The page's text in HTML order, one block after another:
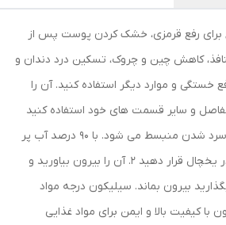
برای رفع قرمزی، خشک کردن پوست پس از
کاهش چین و چروک، تسکین درد دندان و
خستگی و موارد دیگر استفاده کنید. آن را
و سایر قسمت های خود استفاده کنید
استفاده آسان - زیرا آب با سرد شدن منبسط می شود. با 90 درصد آب پر
کنید و به مدت 4 ساعت در یخچال قرار دهید 2. آن را بیرون بیاورید و
کردن 8 دقیقه بگذارید بیرون بماند. سیلیکون درجه مواد
با کیفیت بالا و ایمن برای مواد غذایی